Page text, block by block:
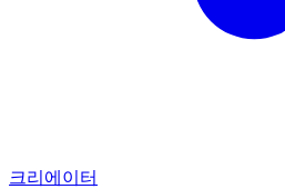
크리에이터